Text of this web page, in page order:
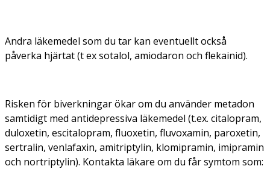
Andra läkemedel som du tar kan eventuellt också
påverka hjärtat (t ex sotalol, amiodaron och flekainid).
Risken för biverkningar ökar om du använder metadon
samtidigt med antidepressiva läkemedel (t.ex. citalopram,
duloxetin, escitalopram, fluoxetin, fluvoxamin, paroxetin,
sertralin, venlafaxin, amitriptylin, klomipramin, imipramin
och nortriptylin). Kontakta läkare om du får symtom som: